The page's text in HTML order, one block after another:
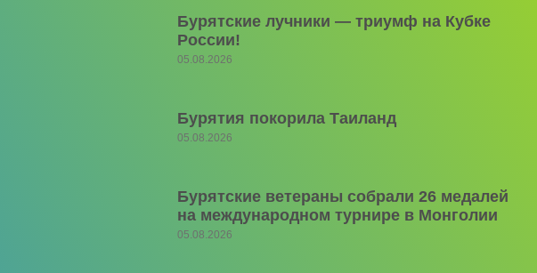
Бурятские лучники — триумф на Кубке
России!
05.08.2026
Бурятия покорила Таиланд
05.08.2026
Бурятские ветераны собрали 26 медалей
на международном турнире в Монголии
05.08.2026